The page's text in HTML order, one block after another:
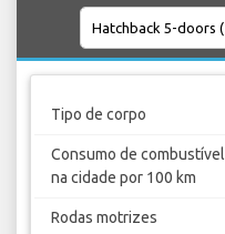
Tipo de corpo
Consumo de combustível
na cidade por 100 km
Rodas motrizes